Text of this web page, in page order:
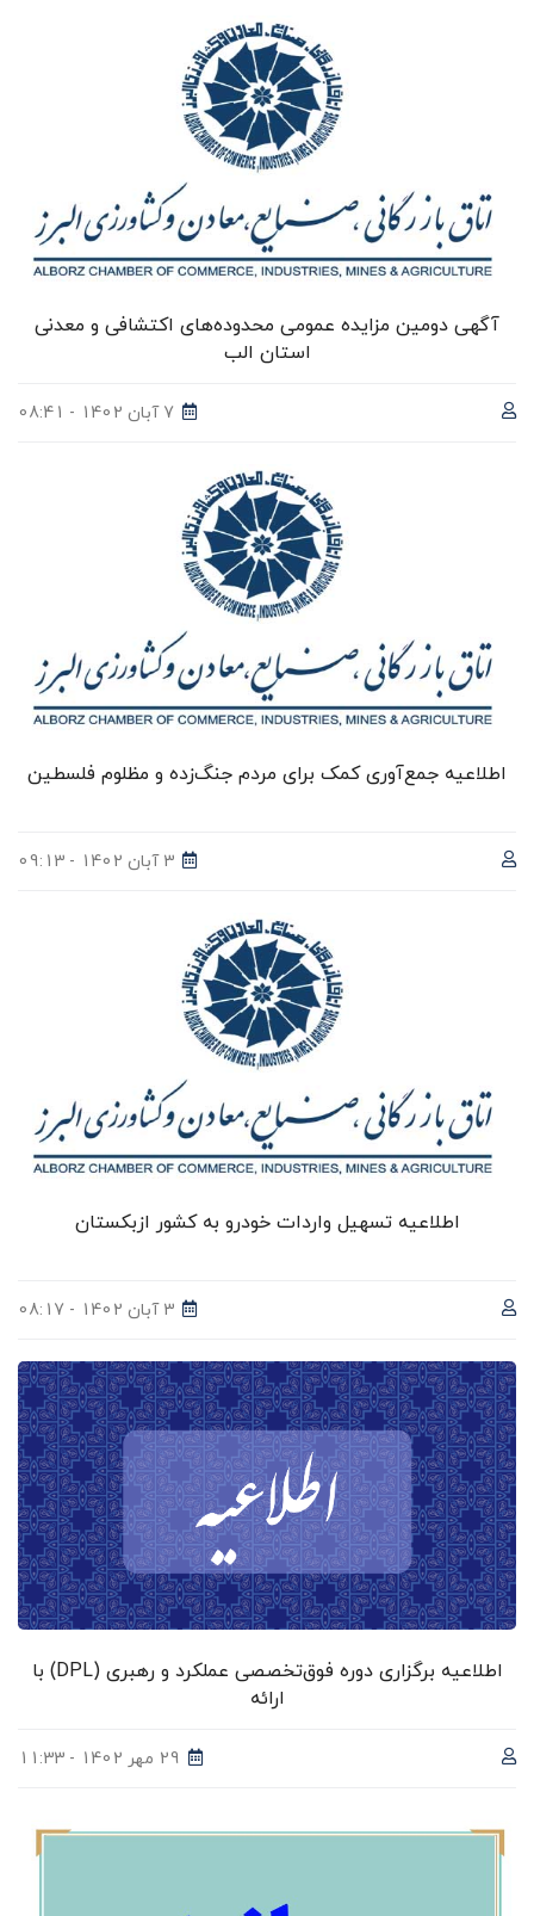
آگهی دومین مزایده عمومی محدوده‌های اکتشافی و معدنی
استان الب
7 آبان 1402 - 08:41
اطلاعیه جمع‌آوری کمک برای مردم جنگ‌زده و مظلوم فلسطین
3 آبان 1402 - 09:13
اطلاعیه تسهیل واردات خودرو به کشور ازبکستان
3 آبان 1402 - 08:17
اطلاعیه برگزاری دوره فوق‌تخصصی عملکرد و رهبری (DPL) با
ارائه
29 مهر 1402 - 11:33